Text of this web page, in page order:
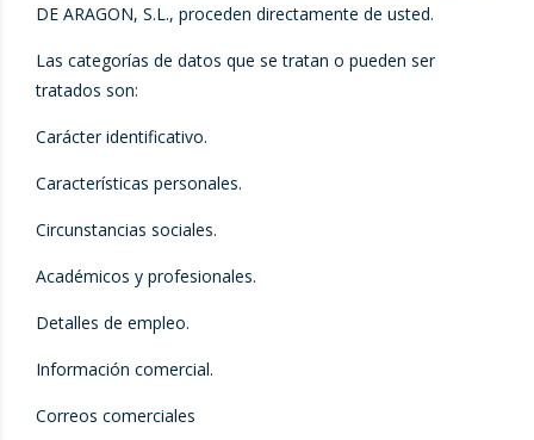
DE ARAGON, S.L., proceden directamente de usted.
Las categorías de datos que se tratan o pueden ser
tratados son:
Carácter identificativo.
Características personales.
Circunstancias sociales.
Académicos y profesionales.
Detalles de empleo.
Información comercial.
Correos comerciales